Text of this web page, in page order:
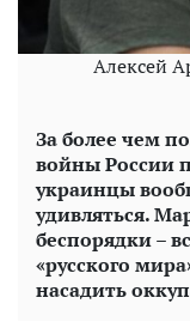
Алексей
За более чем
войны России
украинцы
удивляться.
беспорядки –
«русского
насадить